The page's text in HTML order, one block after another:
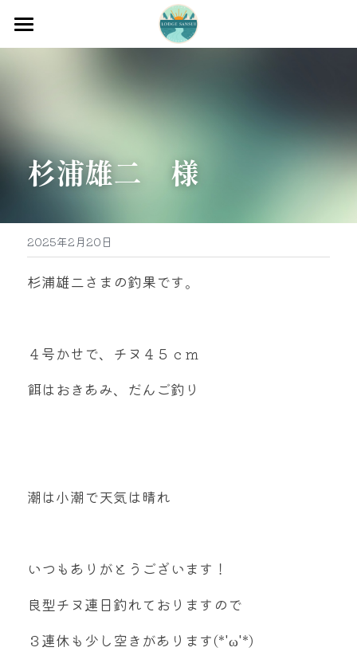
ホーム
牡蠣販売
グッズ販売
駐車場
0597-32-0573
mtok0617love@yahoo.co.jp
杉浦雄二　様
2025年2月20日
杉浦雄二さまの釣果です。
４号かせで、チヌ４５ｃｍ
餌はおきあみ、だんご釣り
潮は小潮で天気は晴れ
いつもありがとうございます！
良型チヌ連日釣れておりますので
３連休も少し空きがあります(*'ω'*)